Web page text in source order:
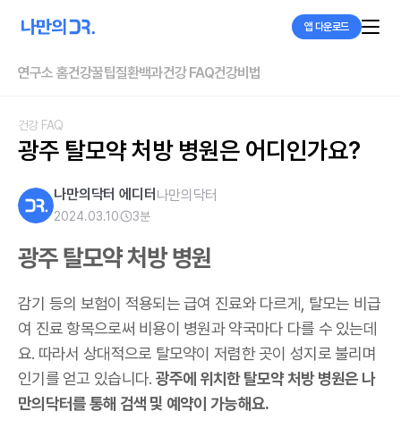
앱 다운로드
연구소 홈건강꿀팁질환백과건강 FAQ건강비법
건강 FAQ
광주 탈모약 처방 병원은 어디인가요?
나만의닥터 에디터 나만의닥터
2024.03.10 3분
광주 탈모약 처방 병원
감기 등의 보험이 적용되는 급여 진료와 다르게, 탈모는 비급
여 진료 항목으로써 비용이 병원과 약국마다 다를 수 있는데
요. 따라서 상대적으로 탈모약이 저렴한 곳이 성지로 불리며
인기를 얻고 있습니다. 광주에 위치한 탈모약 처방 병원은 나
만의닥터를 통해 검색 및 예약이 가능해요.